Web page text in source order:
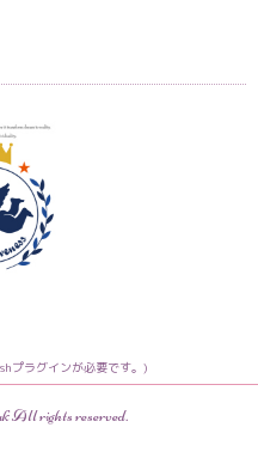
プラグインが必要です。)
All rights reserved.